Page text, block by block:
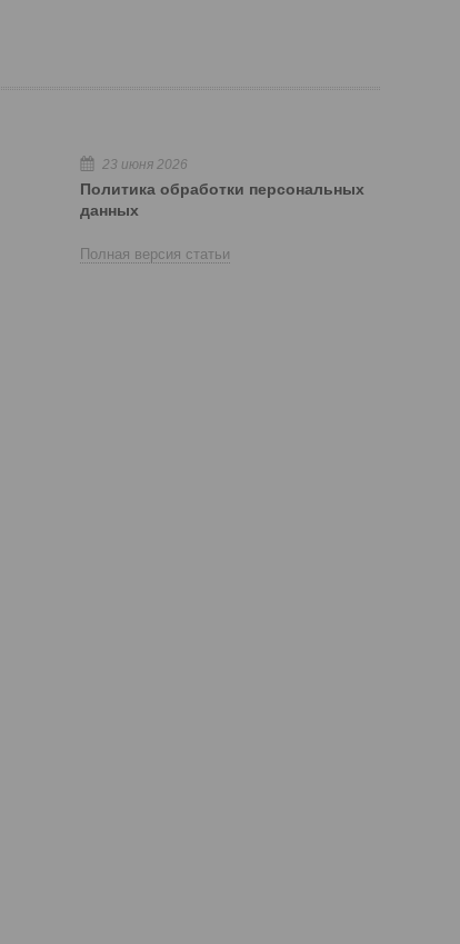
23 июня 2026
Политика обработки персональных
данных
Полная версия статьи